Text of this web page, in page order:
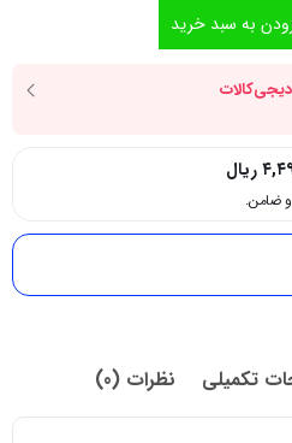
به سبد خرید
ریال
تکمیلی نظرات (0)